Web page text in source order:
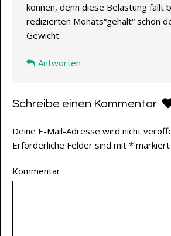
können, denn diese Belastung fällt
redizierten Monats“gehalt“ schon
Gewicht.
Antworten
Schreibe einen Kommentar
Deine E-Mail-Adresse wird nicht
Erforderliche Felder sind mit * markiert
Kommentar